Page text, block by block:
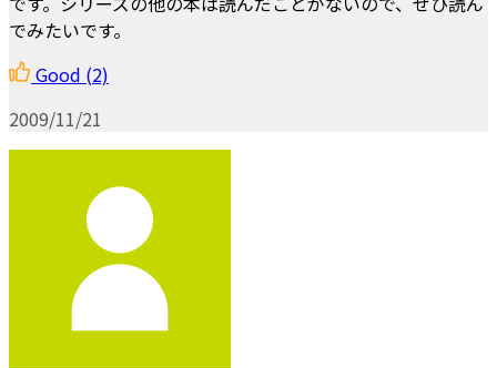
でみたいです。
Good (2)
2009/11/21